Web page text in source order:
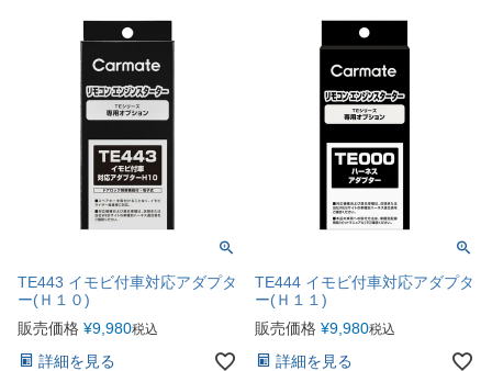
TE443 イモビ付車対応アダプタ
ー(Ｈ１０)
販売価格 ¥9,980税込
詳細を見る
TE444 イモビ付車対応アダプタ
ー(Ｈ１１)
販売価格 ¥9,980税込
詳細を見る